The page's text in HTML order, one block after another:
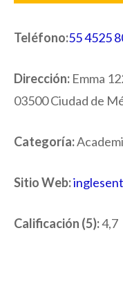
Teléfono:55 4525
Dirección: Emma
03500 Ciudad de
Categoría:
Sitio Web:
Calificación (5):4,7